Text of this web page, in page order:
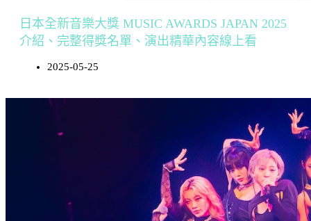
日本全新音樂大獎 MUSIC AWARDS JAPAN 2025
介紹、完整得獎名單、演出精華內容線上看
2025-05-25